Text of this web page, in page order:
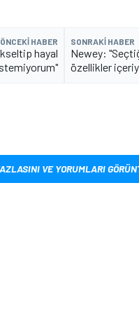
ÖNCEKI HABER
hayal
SONRAKI HABER
Newey:
özellikler
VE YORUMLARI